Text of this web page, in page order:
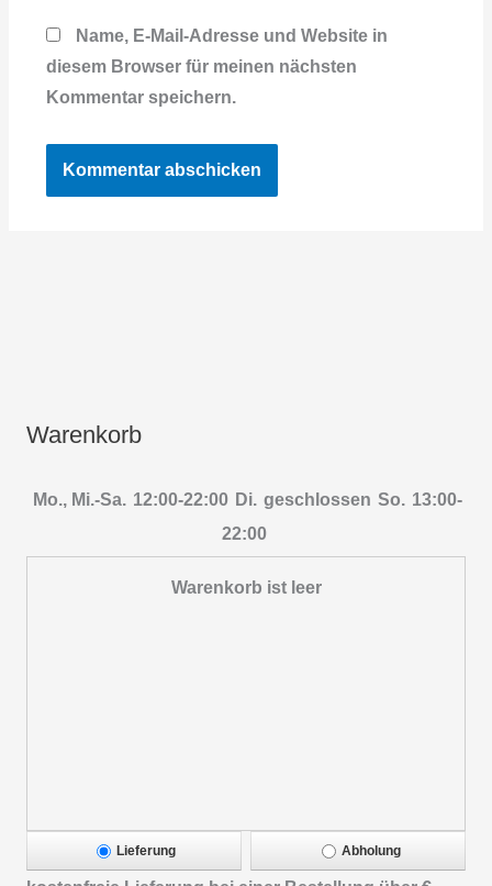
Name, E-Mail-Adresse und Website in
diesem Browser für meinen nächsten
Kommentar speichern.
Warenkorb
Mo., Mi.-Sa. 12:00-22:00 Di. geschlossen So. 13:00-
22:00
Warenkorb ist leer
Lieferung Abholung